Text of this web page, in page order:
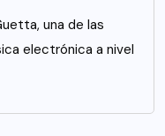
una de las
electrónica a nivel